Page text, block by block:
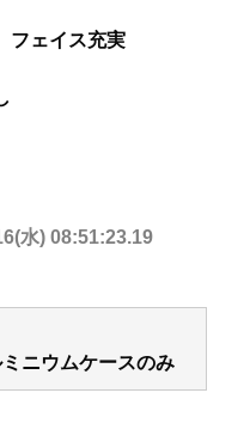
ェイス充実
水) 08:51:23.19
ニウムケースのみ